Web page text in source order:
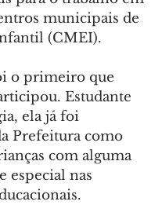
municipais de
(CMEI).
o primeiro que
Estudante
ela já foi
Prefeitura como
com alguma
especial nas